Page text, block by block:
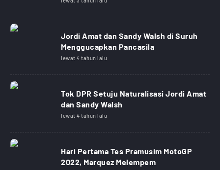
Jordi Amat dan Sandy Walsh di Suruh
Menggucapkan Pancasila
lewat 4 tahun lalu
Tok DPR Setuju Naturalisasi Jordi Amat
dan Sandy Walsh
lewat 4 tahun lalu
Hari Pertama Tes Pramusim MotoGP
2022, Marquez Melempem